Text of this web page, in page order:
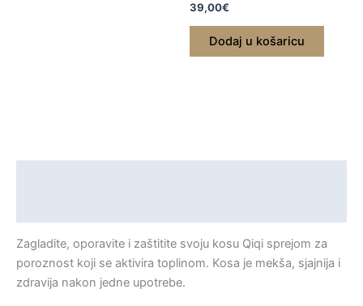
Zagladite, oporavite i zaštitite svoju kosu Qiqi sprejom za
poroznost koji se aktivira toplinom. Kosa je mekša, sjajnija i
zdravija nakon jedne upotrebe.
39,00€
Dodaj u košaricu